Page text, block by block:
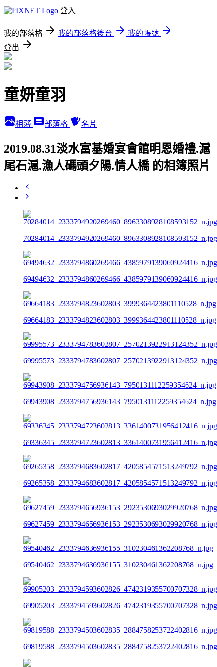
登入
我的部落格 我的部落格後台
我的帳號
登出
童妍童羽
相簿 部落格 名片
2019.08.31淡水富基婚宴會館明恩婚禮.滬
尾石滬.漁人碼頭夕陽.情人橋 的相簿照片
70284014_2333794920269460_8963308928108593152_n.jpg
69494632_2333794860269466_4385979139060924416_n.jpg
69664183_2333794823602803_3999364423801110528_n.jpg
69995573_2333794783602807_2570213922913124352_n.jpg
69943908_2333794756936143_7950131112259354624_n.jpg
69336345_2333794723602813_3361400731956412416_n.jpg
69265358_2333794683602817_4205854571513249792_n.jpg
69627459_2333794656936153_2923530693029920768_n.jpg
69540462_2333794636936155_310230461362208768_n.jpg
69905203_2333794593602826_4742319355700707328_n.jpg
69819588_2333794503602835_2884758253722402816_n.jpg